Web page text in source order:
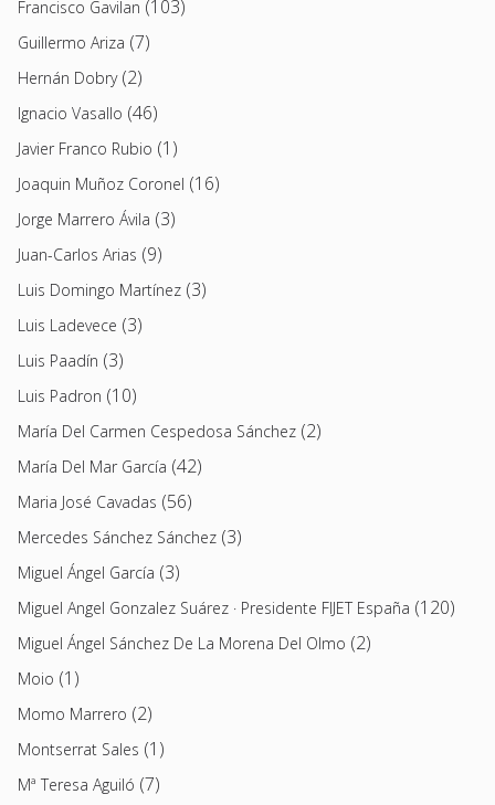
Francisco Gavilan (103)
Guillermo Ariza (7)
Hernán Dobry(2)
Ignacio Vasallo (46)
Javier Franco Rubio (1)
Joaquin Muñoz Coronel (16)
Jorge Marrero Ávila (3)
Juan-Carlos Arias (9)
Luis Domingo Martínez (3)
Luis Ladevece (3)
Luis Paadín (3)
Luis Padron (10)
María Del Carmen Cespedosa Sánchez (2)
María Del Mar García (42)
Maria José Cavadas (56)
Mercedes Sánchez Sánchez (3)
Miguel Ángel García (3)
Miguel Angel Gonzalez Suárez · Presidente FIJET España (120)
Miguel Ángel Sánchez De La Morena Del Olmo (2)
Moio (1)
Momo Marrero (2)
Montserrat Sales (1)
Mª Teresa Aguiló (7)